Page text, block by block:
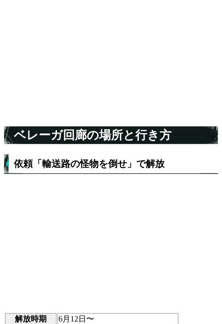
ベレーガ回廊の場所と行き方
依頼「輸送路の怪物を倒せ」で解放
解放時期 6月12日〜